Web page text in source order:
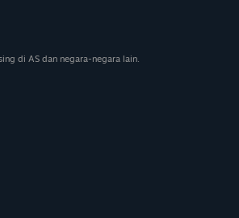
di AS dan negara-negara lain.